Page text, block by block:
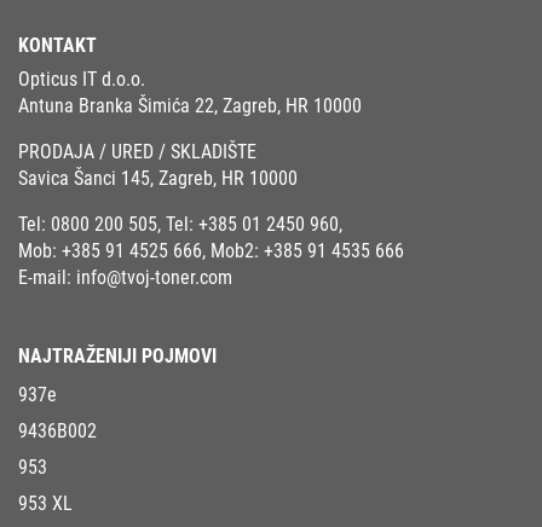
KONTAKT
Opticus IT d.o.o.
Antuna Branka Šimića 22, Zagreb, HR 10000
PRODAJA / URED / SKLADIŠTE
Savica Šanci 145, Zagreb, HR 10000
Tel: 0800 200 505, Tel: +385 01 2450 960,
Mob: +385 91 4525 666, Mob2: +385 91 4535 666
E-mail: info@tvoj-toner.com
NAJTRAŽENIJI POJMOVI
937e
9436B002
953
953 XL